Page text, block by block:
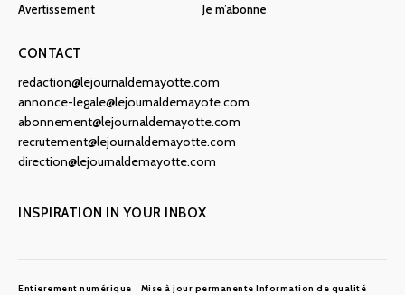
Avertissement
Je m’abonne
CONTACT
redaction@lejournaldemayotte.com
annonce-legale@lejournaldemayote.com
abonnement@lejournaldemayotte.com
recrutement@lejournaldemayotte.com
direction@lejournaldemayotte.com
INSPIRATION IN YOUR INBOX
Entierement numérique Mise à jour permanente Information de qualité